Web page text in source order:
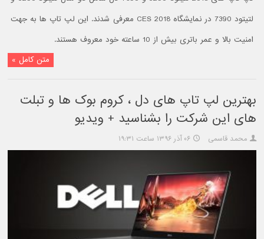
لتیتود 7390 در نمایشگاه CES 2018 معرفی شدند. این لپ تاپ ها به جهت
امنیت بالا و عمر باتری بیش از 10 ساعته خود معروف هستند.
متن کامل »
بهترین لپ تاپ های دل ، کروم بوک ها و تبلت
های این شرکت را بشناسید + ویدیو
محمد قاسمی ۰۶ آذر ۱۳۹۶ ساعت ۱۹:۳۱